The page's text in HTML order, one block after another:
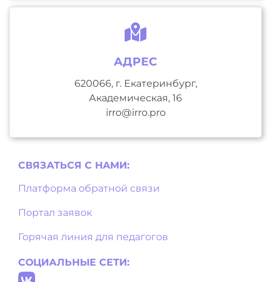
АДРЕС
620066, г. Екатеринбург,
Академическая, 16
irro@irro.pro
СВЯЗАТЬСЯ С НAМИ:
Платформа обратной связи
Портал заявок
Горячая линия для педагогов
СОЦИАЛЬНЫЕ СЕТИ: